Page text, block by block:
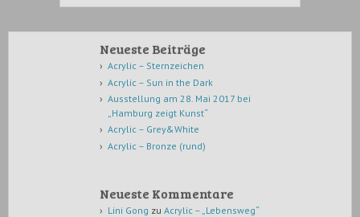
Neueste Beiträge
Acrylic – Sternzeichen
Acrylic – Sun in the Dark
Ausstellung am 28. Mai 2017 bei
„Hamburg zeigt Kunst“
Acrylic – Grey&White
Acrylic – Bronze (rund)
Neueste Kommentare
Lini Gong zu Acrylic – „Lebensweg“